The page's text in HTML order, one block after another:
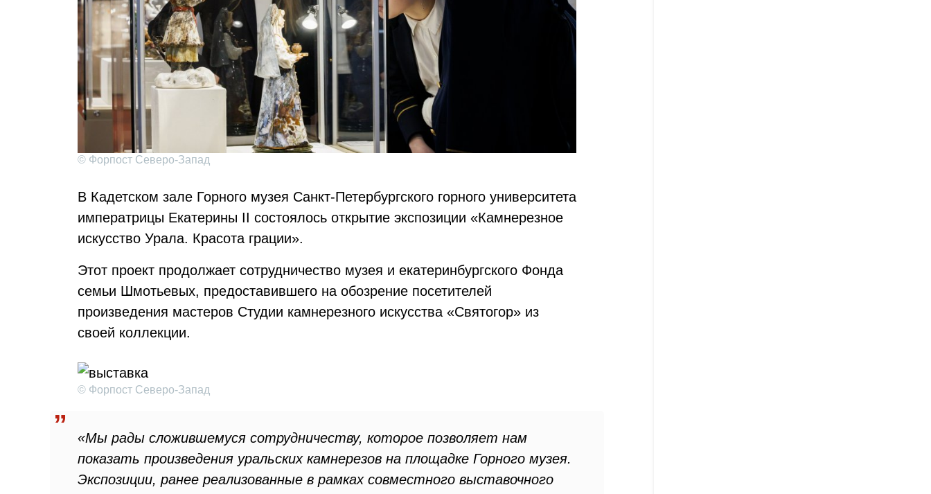
© Форпост Северо-Запад
В Кадетском зале Горного музея Санкт-Петербургского горного университета
императрицы Екатерины II состоялось открытие экспозиции «Камнерезное
искусство Урала. Красота грации».
Этот проект продолжает сотрудничество музея и екатеринбургского Фонда
семьи Шмотьевых, предоставившего на обозрение посетителей
произведения мастеров Студии камнерезного искусства «Святогор» из
своей коллекции.
© Форпост Северо-Запад
«Мы рады сложившемуся сотрудничеству, которое позволяет нам
показать произведения уральских камнерезов на площадке Горного музея.
Экспозиции, ранее реализованные в рамках совместного выставочного